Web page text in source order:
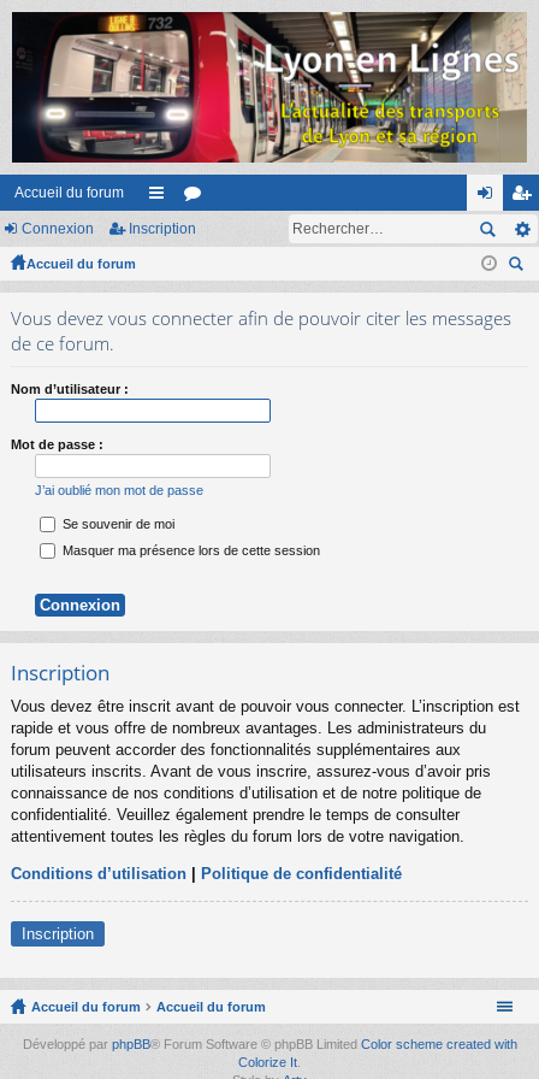
Accueil du forum
ac or on
ne
ns
cri
Connexion Inscription
Accueil du forum
ec
her
Vous devez vous connecter afin de pouvoir citer les messages
de ce forum.
Nom d’utilisateur :
Mot de passe :
J’ai oublié mon mot de passe
Se souvenir de moi
Masquer ma présence lors de cette session
Inscription
Vous devez être inscrit avant de pouvoir vous connecter. L’inscription est
rapide et vous offre de nombreux avantages. Les administrateurs du
forum peuvent accorder des fonctionnalités supplémentaires aux
utilisateurs inscrits. Avant de vous inscrire, assurez-vous d’avoir pris
connaissance de nos conditions d’utilisation et de notre politique de
confidentialité. Veuillez également prendre le temps de consulter
attentivement toutes les règles du forum lors de votre navigation.
Conditions d’utilisation Politique de confidentialité
Inscription
Accueil du forum Accueil du forum
Développé par phpBB® Forum Software © phpBB Limited Color scheme created with
Colorize It.